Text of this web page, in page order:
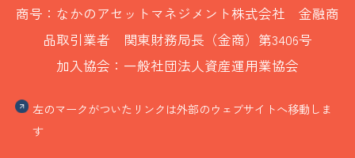
商号：なかのアセットマネジメント株式会社 金融商
品取引業者 関東財務局長（金商）第3406号
加入協会：一般社団法人資産運用業協会
左のマークがついたリンクは外部のウェブサイトへ移動しま
す